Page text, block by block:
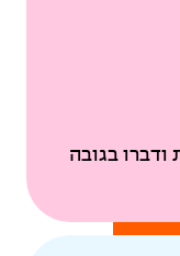
ודברו בגובה